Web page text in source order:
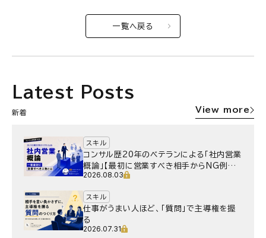
一覧へ戻る
Latest Posts
新着 View more
スキル
コンサル歴20年のベテランによる「社内営業
概論」【最初に営業すべき相手からNG例ま
で】
2026.08.03
スキル
仕事がうまい人ほど、「質問」で主導権を握
る
2026.07.31